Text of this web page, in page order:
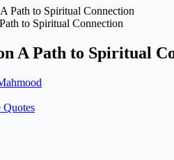
to Spiritual Connection
A Path to Spiritual
Quotes